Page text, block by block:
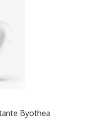
Byothea